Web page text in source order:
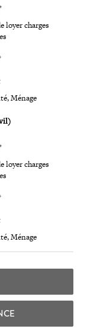
loyer charges
Ménage
loyer charges
Ménage